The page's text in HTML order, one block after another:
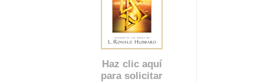
Haz clic aquí
para solicitar